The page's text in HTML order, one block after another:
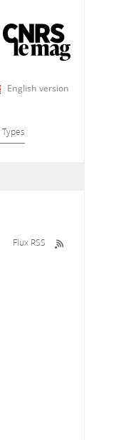
English version
Types
Flux RSS